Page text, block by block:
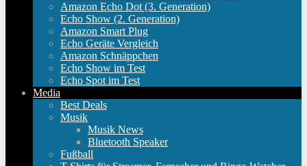
Amazon Echo Dot (3. Generation)
Echo Show (2. Generation)
Amazon Smart Plug
Echo Geräte Vergleich
Amazon Schnäppchen
Echo Show im Test
Echo Spot im Test
Media
Best Deals
Musik
Musik News
Bluetooth Speaker
Fußball